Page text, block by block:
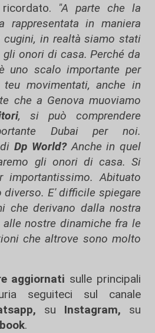
"A parte che la
rappresentata in maniera
in realtà siamo stati
onori di casa. Perché da
uno scalo importante per
movimentati, anche in
che a Genova muoviamo
, si può comprendere
Dubai per noi.
diDp World?Anche in quel
gli onori di casa. Si
Abituato
E' difficile spiegare
che derivano dalla nostra
alle nostre dinamiche fra le
che altrove sono molto
aggiornati sulle principali
seguiteci sul canale
su Instagram, su
.